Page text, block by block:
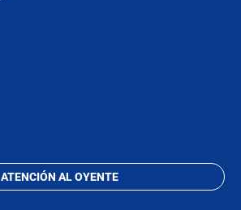
ATENCIÓN AL OYENTE